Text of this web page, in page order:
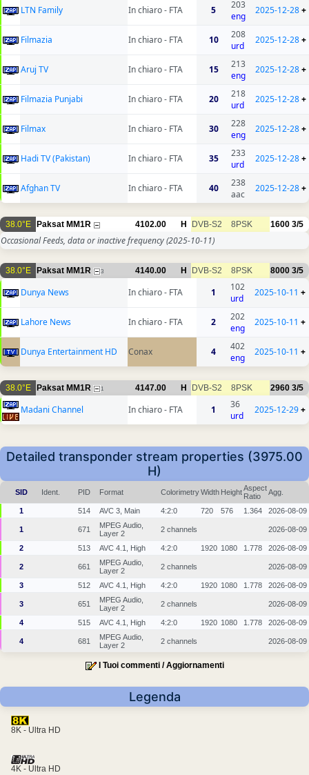
LTN Family In chiaro - FTA 5
203
eng
2025-12-28+
Filmazia In chiaro - FTA 10
208
urd
2025-12-28+
Aruj TV In chiaro - FTA 15
213
eng
2025-12-28+
Filmazia Punjabi In chiaro - FTA 20
218
urd
2025-12-28+
Filmax In chiaro - FTA 30
228
eng
2025-12-28+
Hadi TV (Pakistan) In chiaro - FTA 35
233
urd
2025-12-28+
Afghan TV In chiaro - FTA 40
238
aac
2025-12-28+
38.0°E Paksat MM1R 4102.00 H DVB-S2 8PSK 1600 3/5
Occasional Feeds, data or inactive frequency(2025-10-11)
38.0°E Paksat MM1R 3 4140.00 H DVB-S2 8PSK 8000 3/5
Dunya News In chiaro - FTA 1
102
urd
2025-10-11 +
Lahore News In chiaro - FTA 2
202
eng
2025-10-11 +
Dunya Entertainment HD Conax 4
402
eng
2025-10-11 +
38.0°E Paksat MM1R 1 4147.00 H DVB-S2 8PSK 2960 3/5
Madani Channel In chiaro - FTA 1
36
urd
2025-12-29+
Detailed transponder stream properties (3975.00
H)
SID Ident. PID Format ColorimetryWidth HeightAspect
Ratio
Agg.
1 514 AVC 3, Main 4:2:0 720 576 1.364 2026-08-09
1 671
MPEG Audio,
Layer 2
2 channels 2026-08-09
2 513 AVC 4.1, High 4:2:0 1920 1080 1.778 2026-08-09
2 661
MPEG Audio,
Layer 2
2 channels 2026-08-09
3 512 AVC 4.1, High 4:2:0 1920 1080 1.778 2026-08-09
3 651
MPEG Audio,
Layer 2
2 channels 2026-08-09
4 515 AVC 4.1, High 4:2:0 1920 1080 1.778 2026-08-09
4 681
MPEG Audio,
Layer 2
2 channels 2026-08-09
I Tuoi commenti / Aggiornamenti
Legenda
8K - Ultra HD
4K - Ultra HD